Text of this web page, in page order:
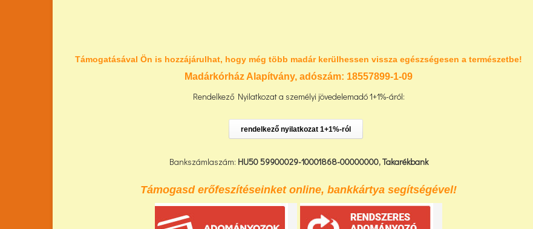
Támogatásával Ön is hozzájárulhat, hogy még több madár kerülhessen vissza egészségesen a természetbe!
Madárkórház Alapítvány, adószám: 18557899-1-09
Rendelkező Nyilatkozat a személyi jövedelemadó 1+1%-áról:
rendelkező nyilatkozat 1+1%-ról
Bankszámlaszám: HU50 59900029-10001868-00000000,Takarékbank
Támogasd erőfeszítéseinket online, bankkártya segítségével!